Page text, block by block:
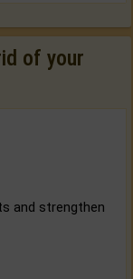
of your
and strengthen